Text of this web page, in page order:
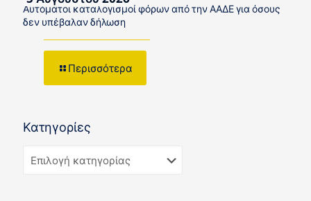
Αυτόματοι καταλογισμοί φόρων από την ΑΑΔΕ για όσους
δεν υπέβαλαν δήλωση
Περισσότερα
Κατηγορίες